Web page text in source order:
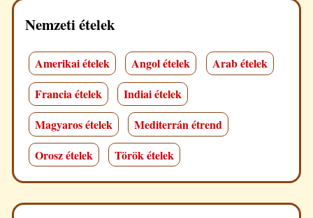
Nemzeti ételek
Amerikai ételek Angol ételek
Arab ételek
Francia ételek
Indiai ételek
Magyaros ételek
Mediterrán étrend
Orosz ételek
Török ételek